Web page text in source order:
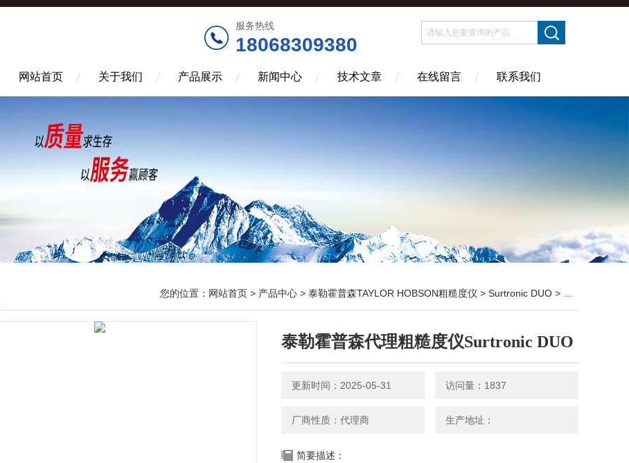
服务热线
18068309380
网站首页 关于我们 产品展示 新闻中心 技术文章 在线留言 联系我们
您的位置： 网站首页 > 产品中心 > 泰勒霍普森TAYLOR HOBSON粗糙度仪 > Surtronic DUO > 泰勒霍普森代理粗糙度仪Surtronic DUO
泰勒霍普森代理粗糙度仪Surtronic DUO
更新时间：2025-05-31 访问量：1837
厂商性质：代理商 生产地址：
简要描述：